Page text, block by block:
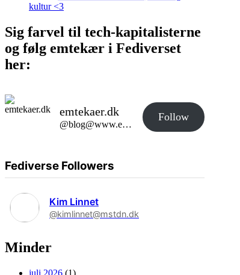
kultur <3
Sig farvel til tech-kapitalisterne
og følg emtekær i Fediverset
her:
emtekaer.dk
@blog@www.emtekaer.dk
Follow
Fediverse Followers
Kim Linnet
@kimlinnet@mstdn.dk
Minder
juli 2026 (1)